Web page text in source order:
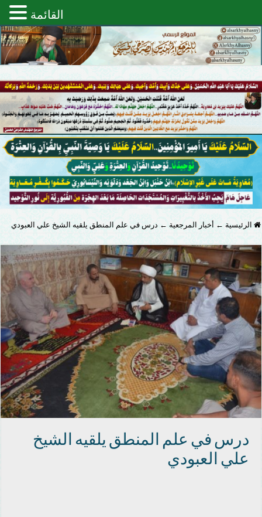
الرئيسية ← أخبار المرجعية ← درس في علم المنطق يلقيه الشيخ علي العبودي
درس في علم المنطق يلقيه الشيخ
علي العبودي
القائمة